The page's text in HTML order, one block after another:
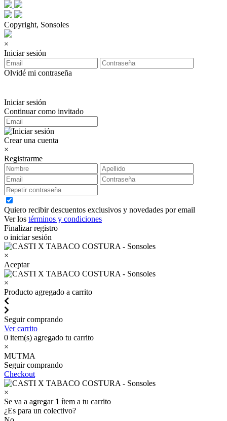
Copyright, Sonsoles
×
Iniciar sesión
Olvidé mi contraseña
Iniciar sesión
Continuar como invitado
Crear una cuenta
×
Registrarme
Quiero recibir descuentos exclusivos y novedades por email
Ver los términos y condiciones
Finalizar registro
o iniciar sesión
×
Aceptar
×
Producto agregado a carrito
Seguir comprando
Ver carrito
0 item(s) agregado tu carrito
×
MUTMA
Seguir comprando
Checkout
×
Se va a agregar 1 ítem a tu carrito
¿Es para un colectivo?